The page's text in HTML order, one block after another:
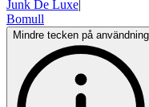
Junk De Luxe|
Bomull
Mindre tecken på användning